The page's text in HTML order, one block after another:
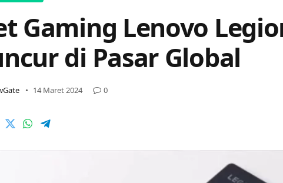
Gaming Lenovo
di Pasar Global
14 Maret 2024 0